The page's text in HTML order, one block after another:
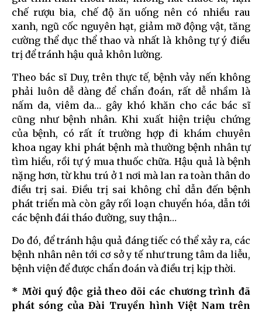
chế rượu bia, chế độ ăn uống nên có nhiều rau
xanh, ngũ cốc nguyên hạt, giảm mỡ động vật, tăng
cường thể dục thể thao và nhất là không tự ý điều
trị để tránh hậu quả khôn lường.
Theo bác sĩ Duy, trên thực tế, bệnh vảy nến không
phải luôn dễ dàng để chẩn đoán, rất dễ nhầm là
nấm da, viêm da… gây khó khăn cho các bác sĩ
cũng như bệnh nhân. Khi xuất hiện triệu chứng
của bệnh, có rất ít trường hợp đi khám chuyên
khoa ngay khi phát bệnh mà thường bệnh nhân tự
tìm hiểu, rồi tự ý mua thuốc chữa. Hậu quả là bệnh
nặng hơn, từ khu trú ở 1 nơi mà lan ra toàn thân do
điều trị sai. Điều trị sai không chỉ dẫn đến bệnh
phát triển mà còn gây rối loạn chuyển hóa, dẫn tới
các bệnh đái tháo đường, suy thận…
Do đó, để tránh hậu quả đáng tiếc có thể xảy ra, các
bệnh nhân nên tới cơ sở y tế như trung tâm da liễu,
bệnh viện để được chẩn đoán và điều trị kịp thời.
* Mời quý độc giả theo dõi các chương trình đã
phát sóng của Đài Truyền hình Việt Nam trên